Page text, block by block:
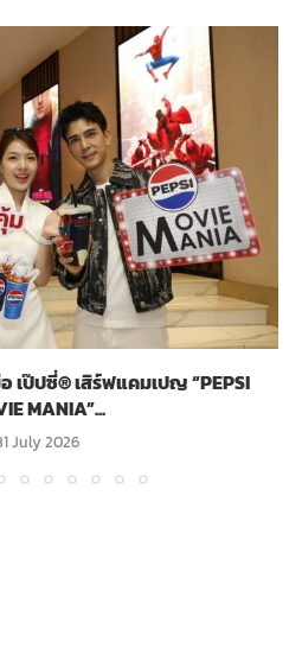
เป๊ปซี่® เสิร์ฟแคมเปญ “PEPSI
MANIA”...
July 2026